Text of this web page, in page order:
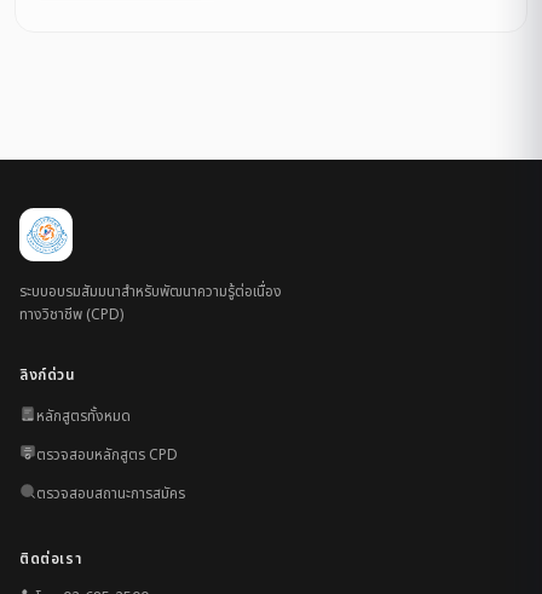
ระบบอบรมสัมมนาสำหรับพัฒนาความรู้ต่อเนื่อง
ทางวิชาชีพ (CPD)
ลิงก์ด่วน
หลักสูตรทั้งหมด
ตรวจสอบหลักสูตร CPD
ตรวจสอบสถานะการสมัคร
ติดต่อเรา